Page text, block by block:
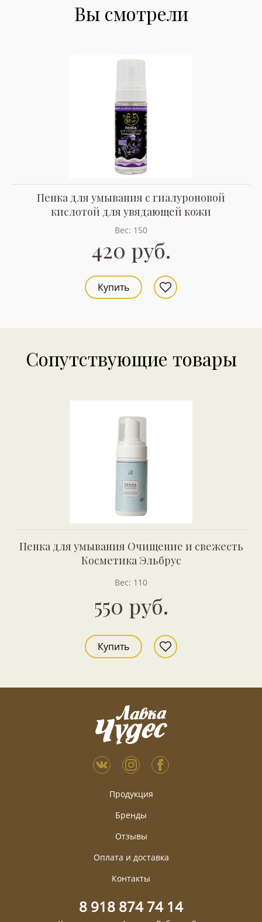
Вы смотрели
Пенка для умывания с гиалуроновой
кислотой для увядающей кожи
Вес: 150
420 руб.
Купить
Сопутствующие товары
Пенка для умывания Очищение и свежесть
Косметика Эльбрус
Вес: 110
550 руб.
Купить
Продукция
Бренды
Отзывы
Оплата и доставка
Контакты
8 918 874 74 14